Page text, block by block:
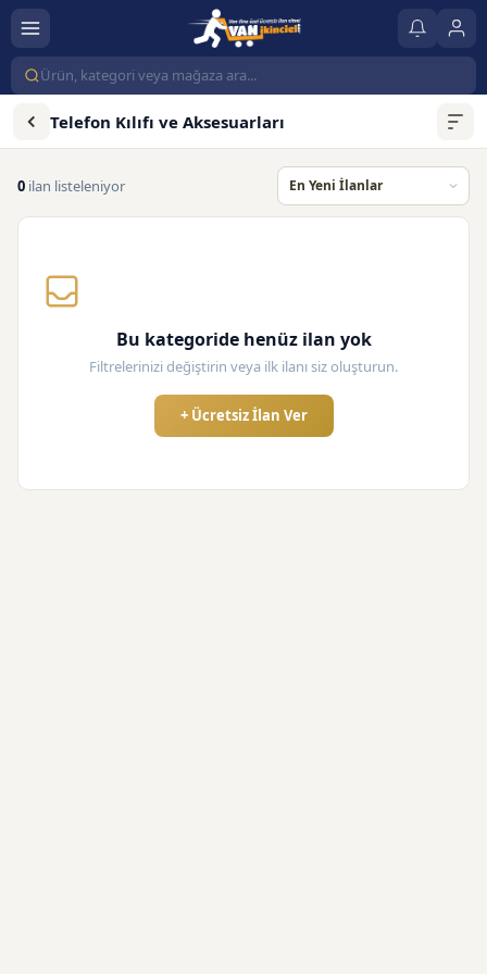
Telefon Kılıfı ve Aksesuarları
0 ilan listeleniyor
Bu kategoride henüz ilan yok
Filtrelerinizi değiştirin veya ilk ilanı siz oluşturun.
+ Ücretsiz İlan Ver